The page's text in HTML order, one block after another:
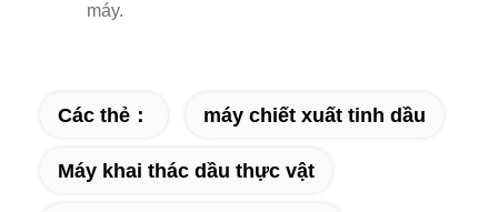
máy.
Các thẻ： máy chiết xuất tinh dầu
Máy khai thác dầu thực vật